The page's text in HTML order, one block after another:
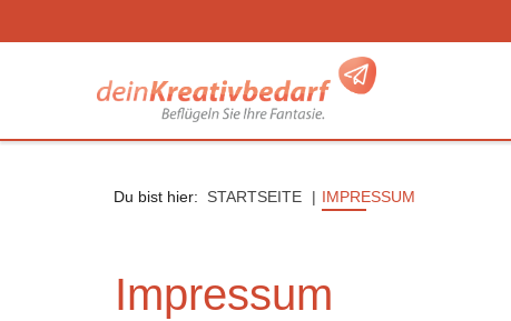
Du bist hier: STARTSEITE IMPRESSUM
Impressum